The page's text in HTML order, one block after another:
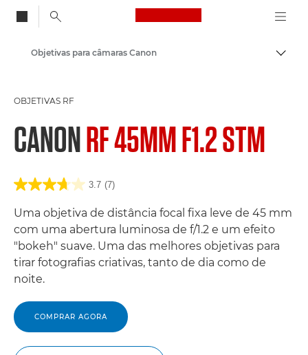
Canon Logo, back
Objetivas para câmaras Canon
OBJETIVAS RF
CANONRF 45MM F1.2 STM
3.7 (7)
Uma objetiva de distância focal fixa leve de 45 mm
com uma abertura luminosa de f/1.2 e um efeito
"bokeh" suave. Uma das melhores objetivas para
tirar fotografias criativas, tanto de dia como de
noite.
COMPRAR AGORA